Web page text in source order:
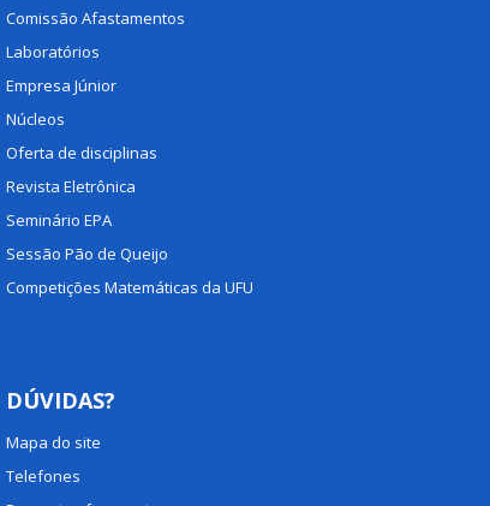
Comissão Afastamentos
Laboratórios
Empresa Júnior
Núcleos
Oferta de disciplinas
Revista Eletrônica
Seminário EPA
Sessão Pão de Queijo
Competições Matemáticas da UFU
DÚVIDAS?
Mapa do site
Telefones